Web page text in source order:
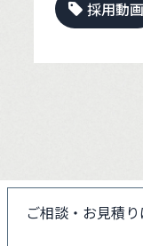
採用動画
ご相談・お見積